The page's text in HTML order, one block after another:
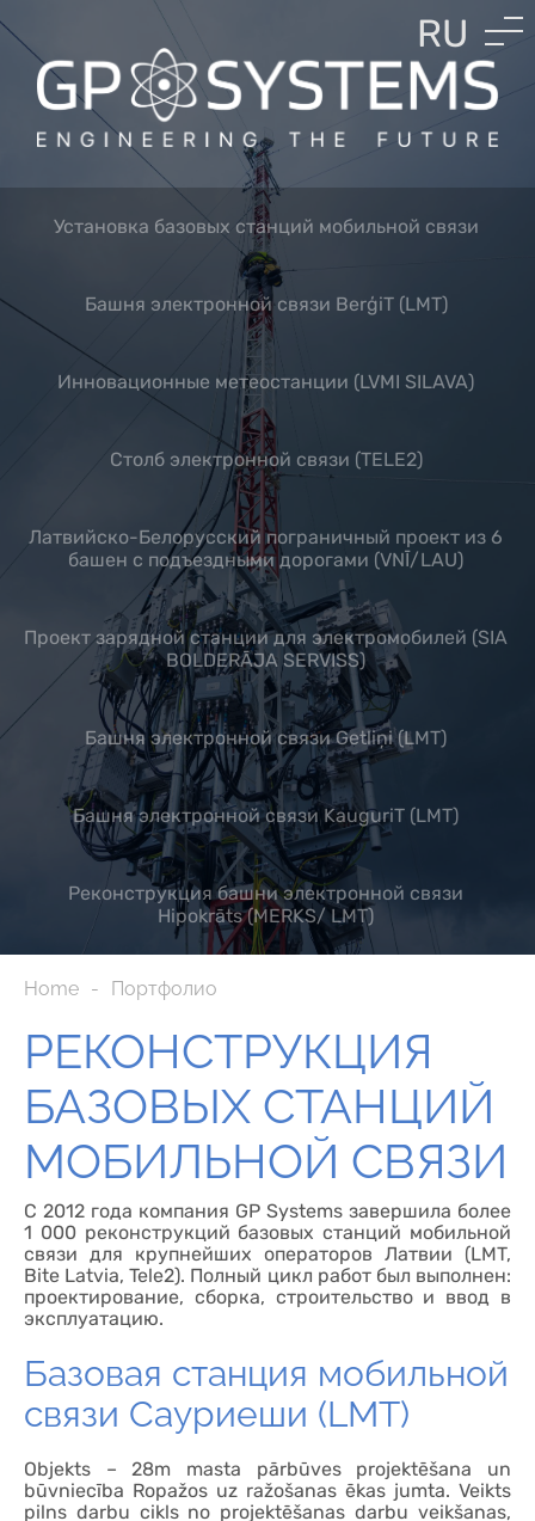
Установка базовых станций мобильной связи
Башня электронной связи BerģiT (LMT)
Инновационные метеостанции (LVMI SILAVA)
Cтолб электронной связи (TELE2)
Латвийско-Белорусский пограничный проект из 6
башен с подъездными дорогами (VNĪ/LAU)
Проект зарядной станции для электромобилей (SIA
BOLDERĀJA SERVISS)
Башня электронной связи Getliņi (LMT)
Башня электронной связи KauguriT (LMT)
Реконструкция башни электронной связи
Hipokrāts (MERKS/ LMT)
Home Портфолио
РЕКОНСТРУКЦИЯ
БАЗОВЫХ СТАНЦИЙ
МОБИЛЬНОЙ СВЯЗИ
С 2012 года компания GP Systems завершила более
1 000 реконструкций базовых станций мобильной
связи для крупнейших операторов Латвии (LMT,
Bite Latvia, Tele2). Полный цикл работ был выполнен:
проектирование, сборка, строительство и ввод в
эксплуатацию.
Базовая станция мобильной
связи Сауриеши (LMT)
Objekts – 28m masta pārbūves projektēšana un
būvniecība Ropažos uz ražošanas ēkas jumta. Veikts
pilns darbu cikls no projektēšanas darbu veikšanas,
RU
EN
LV